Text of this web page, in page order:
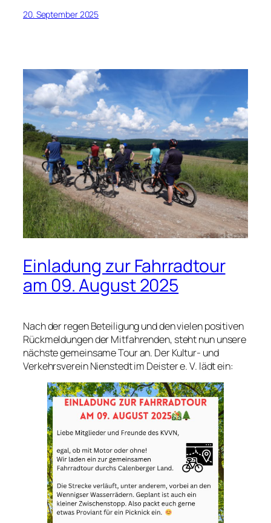
20. September 2025
Einladung zur Fahrradtour
am 09. August 2025
Nach der regen Beteiligung und den vielen positiven
Rückmeldungen der Mitfahrenden, steht nun unsere
nächste gemeinsame Tour an. Der Kultur- und
Verkehrsverein Nienstedt im Deister e. V. lädt ein: